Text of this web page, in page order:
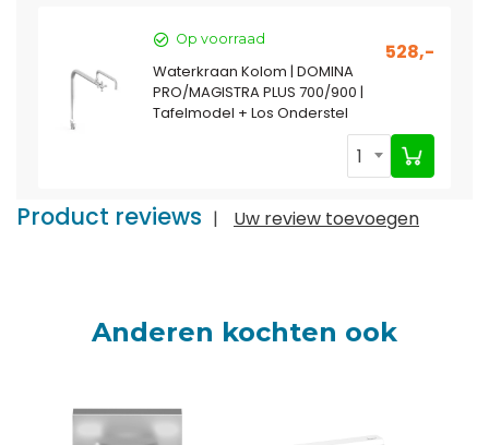
Op voorraad
528,-
Waterkraan Kolom | DOMINA
PRO/MAGISTRA PLUS 700/900 |
Tafelmodel + Los Onderstel
1
Product reviews | Uw review toevoegen
Anderen kochten ook